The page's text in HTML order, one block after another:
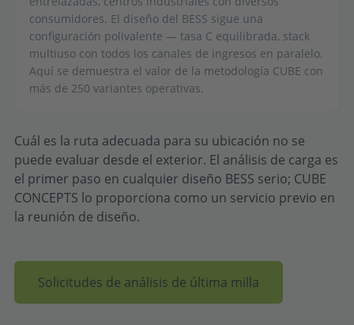
consumidores. El diseño del BESS sigue una
configuración polivalente — tasa C equilibrada, stack
multiuso con todos los canales de ingresos en paralelo.
Aquí se demuestra el valor de la metodología CUBE con
más de 250 variantes operativas.
Cuál es la ruta adecuada para su ubicación no se
puede evaluar desde el exterior. El análisis de carga es
el primer paso en cualquier diseño BESS serio; CUBE
CONCEPTS lo proporciona como un servicio previo en
la reunión de diseño.
Solicitudes de análisis de última milla